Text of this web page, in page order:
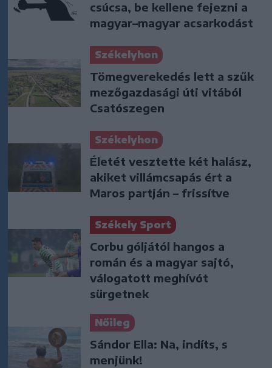
csúcsa, be kellene fejezni a
magyar–magyar acsarkodást
Székelyhon
Tömegverekedés lett a szűk
mezőgazdasági úti vitából
Csatószegen
Székelyhon
Életét vesztette két halász,
akiket villámcsapás ért a
Maros partján – frissítve
Székely Sport
Corbu góljától hangos a
román és a magyar sajtó,
válogatott meghívót
sürgetnek
Nőileg
Sándor Ella: Na, indíts, s
menjünk!